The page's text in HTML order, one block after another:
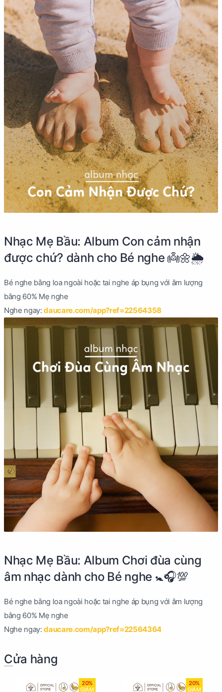
Nhạc Mẹ Bầu: Album Con cảm nhận
được chứ? dành cho Bé nghe 👼🌼🌦
Bé nghe bằng loa ngoài hoặc tai nghe áp bụng với âm lượng
bằng 60% Mẹ nghe
Nghe ngay:daucare.com/app?ref=22564358
Nhạc Mẹ Bầu: Album Chơi đùa cùng
âm nhạc dành cho Bé nghe 🚼🎧💯
Bé nghe bằng loa ngoài hoặc tai nghe áp bụng với âm lượng
bằng 60% Mẹ nghe
Nghe ngay:daucare.com/app?ref=22564364
Cửa hàng
20%
GIẢM
20%
GIẢM